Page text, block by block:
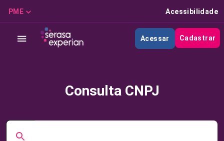
PME Acessibilidade
Acessar Cadastrar
Consulta CNPJ